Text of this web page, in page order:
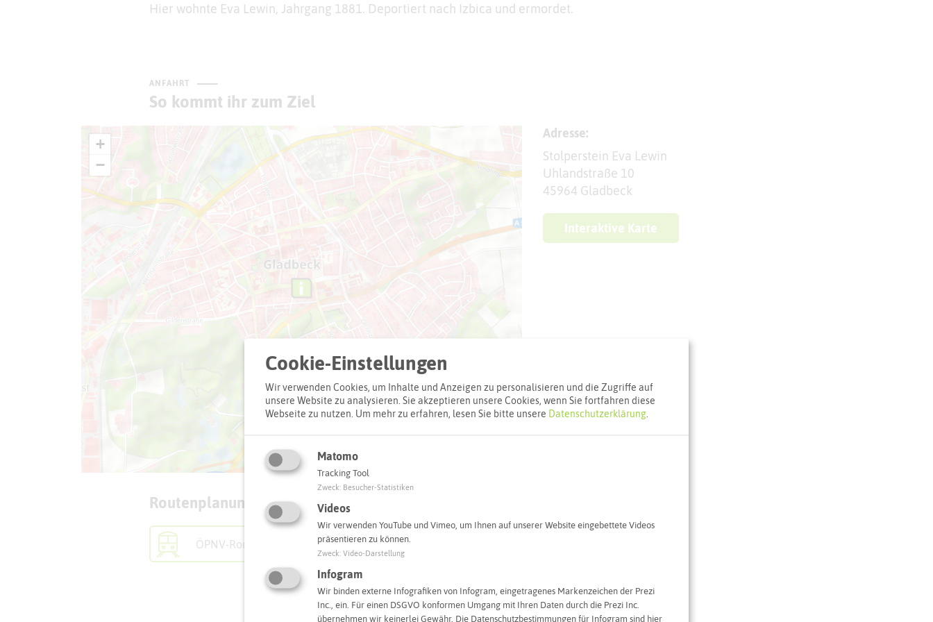
Hier wohnte Eva Lewin, Jahrgang 1881. Deportiert nach Izbica und ermordet.
ANFAHRT
So kommt ihr zum Ziel
+
−
Adresse:
Stolperstein Eva Lewin
Uhlandstraße 10
45964 Gladbeck
Interaktive Karte
Routenplanung zum Ziel:
ÖPNV-Route finden
Cookie-Einstellungen
Wir verwenden Cookies, um Inhalte und Anzeigen zu personalisieren und die Zugriffe auf
unsere Website zu analysieren. Sie akzeptieren unsere Cookies, wenn Sie fortfahren diese
Webseite zu nutzen. Um mehr zu erfahren, lesen Sie bitte unsere Datenschutzerklärung.
Matomo
Tracking Tool
Zweck: Besucher-Statistiken
Videos
Wir verwenden YouTube und Vimeo, um Ihnen auf unserer Website eingebettete Videos
präsentieren zu können.
Zweck: Video-Darstellung
Infogram
Wir binden externe Infografiken von Infogram, eingetragenes Markenzeichen der Prezi
Inc., ein. Für einen DSGVO konformen Umgang mit Ihren Daten durch die Prezi Inc.
übernehmen wir keinerlei Gewähr. Die Datenschutzbestimmungen für Infogram sind hier